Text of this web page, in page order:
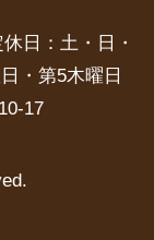
日：土・日・
・第5木曜日
17